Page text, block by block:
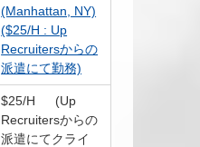
(Manhattan, NY)
($25/H : Up
Recruitersからの
派遣にて勤務)
$25/H (Up
Recruitersからの
派遣にてクライ